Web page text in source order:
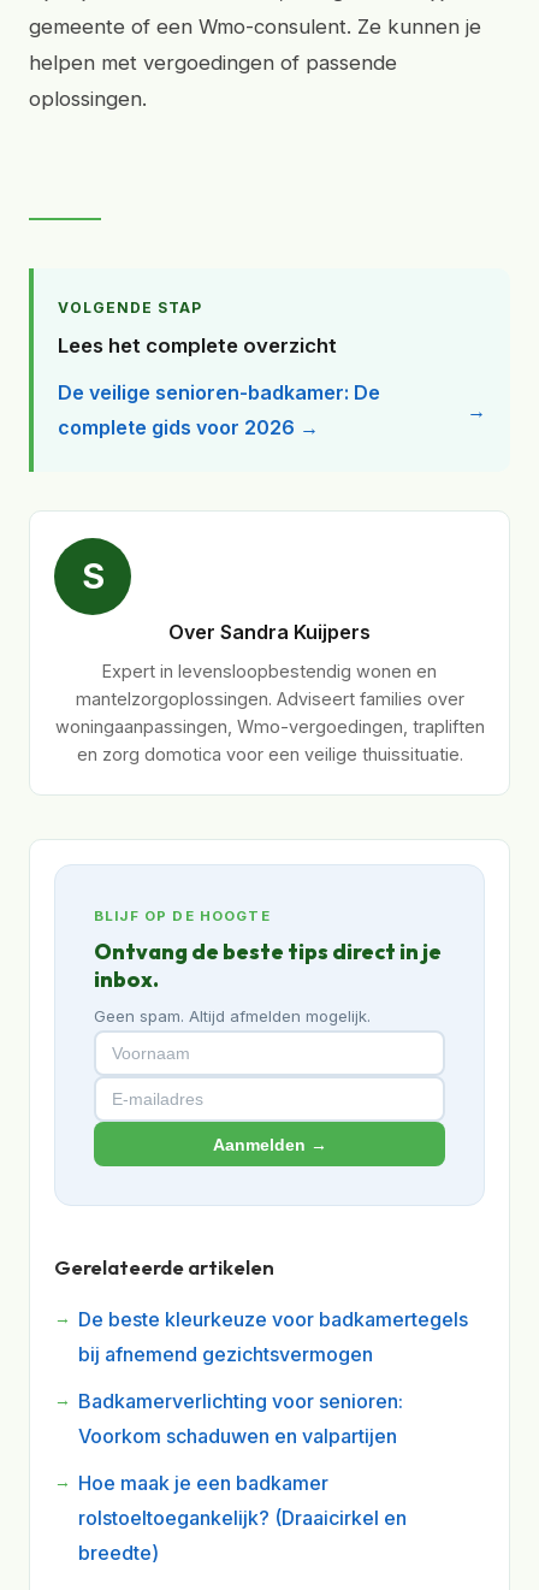
gemeente of een Wmo-consulent. Ze kunnen je
helpen met vergoedingen of passende
oplossingen.
VOLGENDE STAP
Lees het complete overzicht
De veilige senioren-badkamer: De
complete gids voor 2026 →
S
Over Sandra Kuijpers
Expert in levensloopbestendig wonen en
mantelzorgoplossingen. Adviseert families over
woningaanpassingen, Wmo-vergoedingen, trapliften
en zorg domotica voor een veilige thuissituatie.
BLIJF OP DE HOOGTE
Ontvang de beste tips direct in je
inbox.
Geen spam. Altijd afmelden mogelijk.
Aanmelden →
Gerelateerde artikelen
De beste kleurkeuze voor badkamertegels
bij afnemend gezichtsvermogen
Badkamerverlichting voor senioren:
Voorkom schaduwen en valpartijen
Hoe maak je een badkamer
rolstoeltoegankelijk? (Draaicirkel en
breedte)